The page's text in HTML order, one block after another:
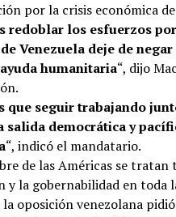
por la crisis económica
redoblar los esfuerzos
Venezuela deje de
humanitaria“, dijo
que seguir trabajando
salida democrática y
“, indicó el mandatario.
de las Américas se tratan
y la gobernabilidad en toda
oposición venezolana